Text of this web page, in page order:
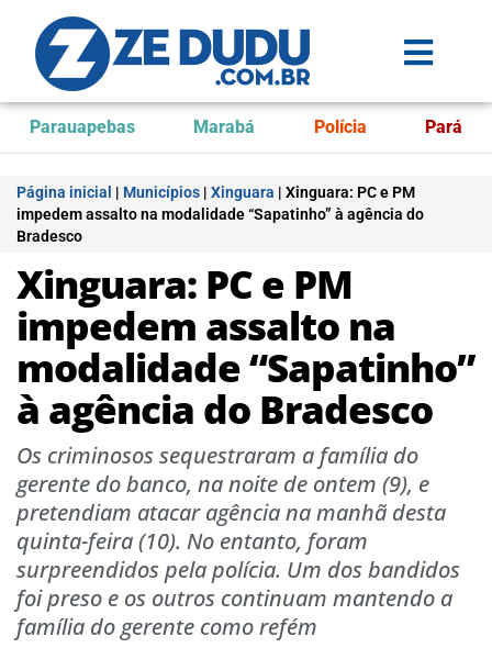
Parauapebas Marabá Polícia Pará
Página inicial | Municípios | Xinguara | Xinguara: PC e PM
impedem assalto na modalidade “Sapatinho” à agência do
Bradesco
Xinguara: PC e PM
impedem assalto na
modalidade “Sapatinho”
à agência do Bradesco
Os criminosos sequestraram a família do
gerente do banco, na noite de ontem (9), e
pretendiam atacar agência na manhã desta
quinta-feira (10). No entanto, foram
surpreendidos pela polícia. Um dos bandidos
foi preso e os outros continuam mantendo a
família do gerente como refém